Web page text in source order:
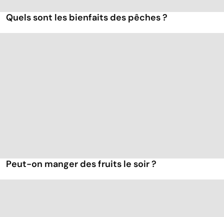
Quels sont les bienfaits des pêches ?
Peut-on manger des fruits le soir ?